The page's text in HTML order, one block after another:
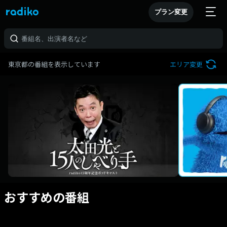
プラン変更
東京都の番組を表示しています エリア変更
おすすめの番組